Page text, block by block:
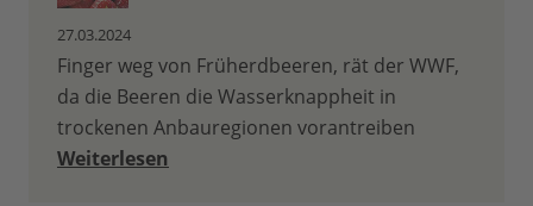
27.03.2024
Finger weg von Früherdbeeren, rät der WWF,
da die Beeren die Wasserknappheit in
trockenen Anbauregionen vorantreiben
Weiterlesen